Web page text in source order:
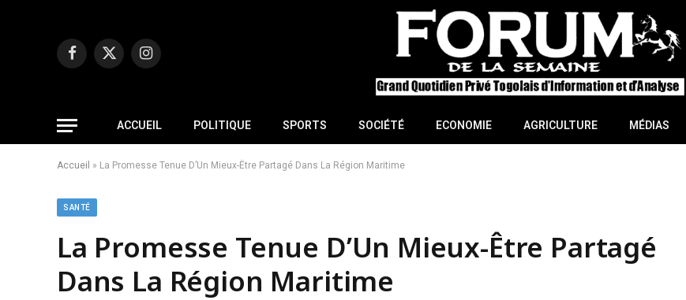
Facebook
X
Instagram
ACCUEIL POLITIQUE SPORTS SOCIÉTÉ ECONOMIE AGRICULTURE MÉDIAS
Accueil » La Promesse Tenue D’Un Mieux-Être Partagé Dans La Région Maritime
SANTÉ
La Promesse Tenue D’Un Mieux-Être Partagé
Dans La Région Maritime